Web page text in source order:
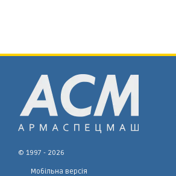
© 1997 - 2026
Мобільна версія